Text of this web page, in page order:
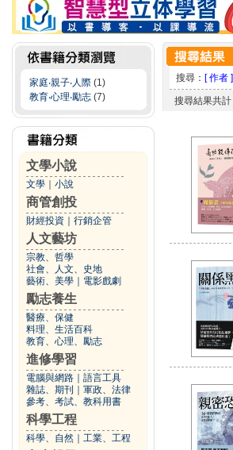
家庭‧親子‧人際 (1)
教育‧心理‧勵志 (7)
文學小說
文學 小說
商管創投
財經投資 行銷企管
人文藝坊
宗教、哲學
社會、人文、史地
藝術、美學
電影戲劇
勵志養生
醫療、保健
料理、生活百科
教育、心理、勵志
進修學習
電腦與網路
語言工具
雜誌、期刊
軍政、法律
參考、考試、教科用書
科學工程
科學、自然 工業、工程
搜尋： [ 作者 ]
搜尋結果共計